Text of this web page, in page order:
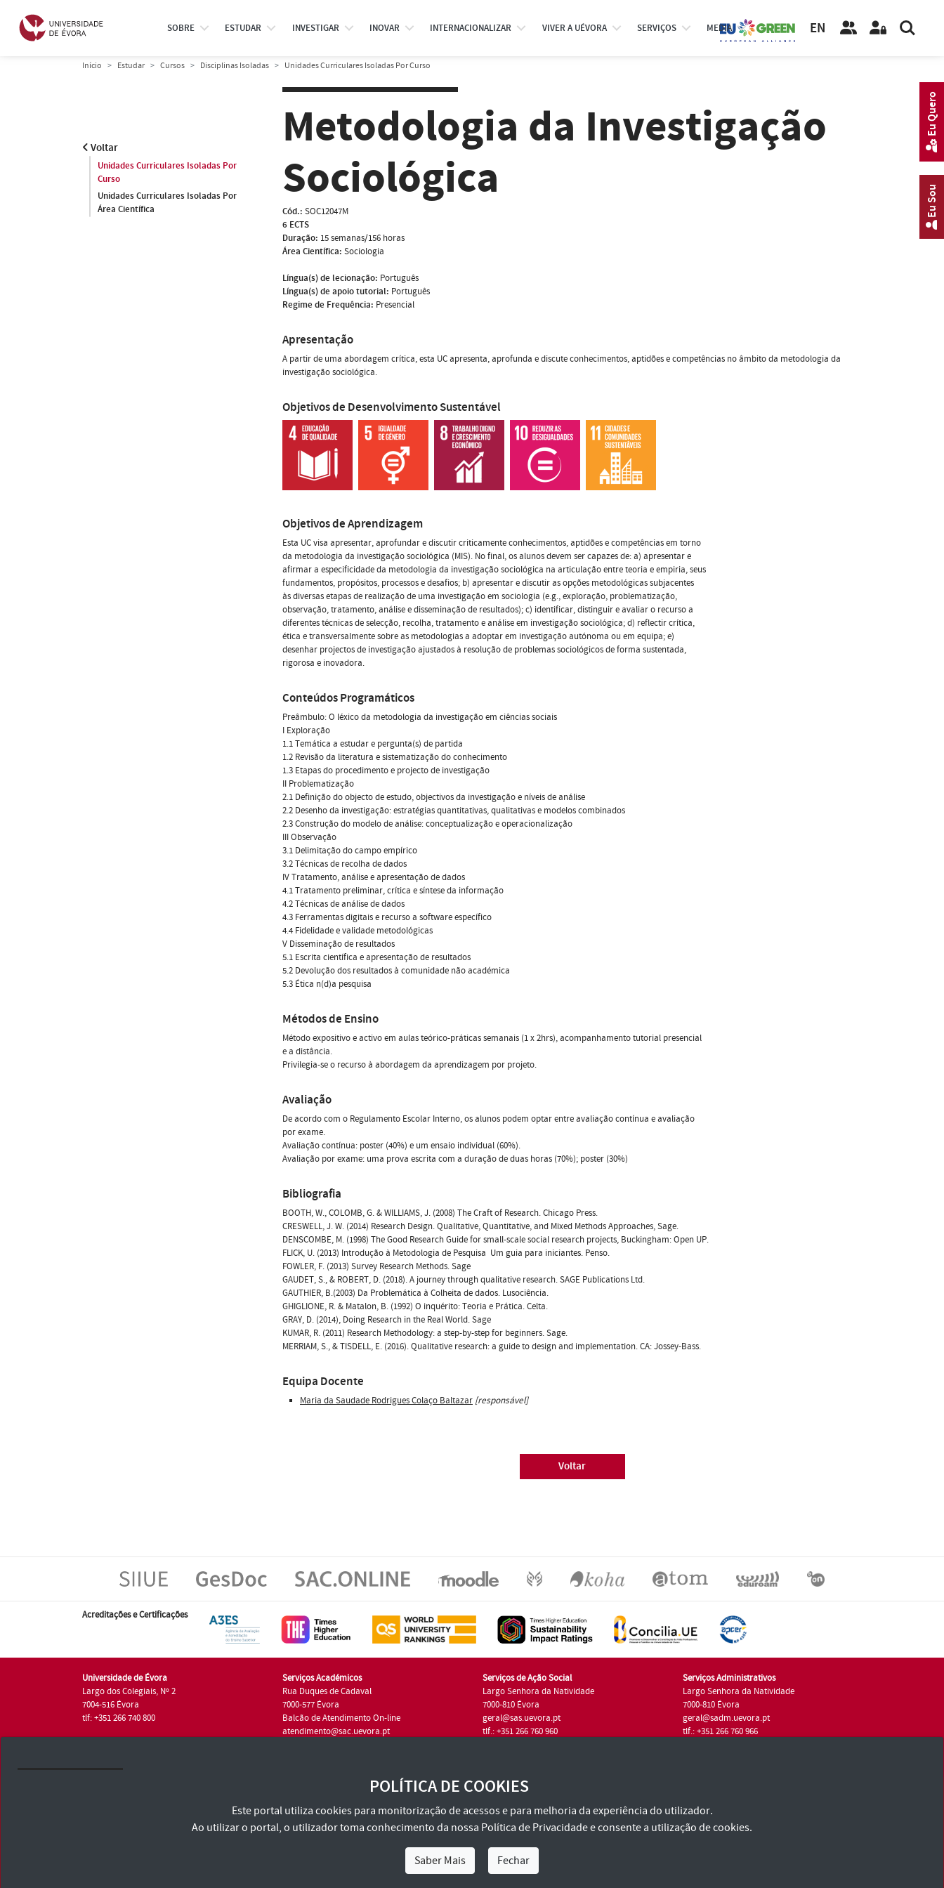
SOBRE ESTUDAR INVESTIGAR INOVAR INTERNACIONALIZAR VIVER A UÉVORA SERVIÇOS MEDIA EN
Início Estudar Cursos Disciplinas Isoladas Unidades Curriculares Isoladas Por Curso
Voltar
Unidades Curriculares Isoladas Por
Curso
Unidades Curriculares Isoladas Por
Área Científica
Metodologia da Investigação
Sociológica
Cód.: SOC12047M
6 ECTS
Duração: 15 semanas/156 horas
Área Científica: Sociologia
Língua(s) de lecionação: Português
Língua(s) de apoio tutorial: Português
Regime de Frequência: Presencial
Apresentação
A partir de uma abordagem crítica, esta UC apresenta, aprofunda e discute conhecimentos, aptidões e competências no âmbito da metodologia da
investigação sociológica.
Objetivos de Desenvolvimento Sustentável
Objetivos de Aprendizagem
Esta UC visa apresentar, aprofundar e discutir criticamente conhecimentos, aptidões e competências em torno
da metodologia da investigação sociológica (MIS). No final, os alunos devem ser capazes de: a) apresentar e
afirmar a especificidade da metodologia da investigação sociológica na articulação entre teoria e empiria, seus
fundamentos, propósitos, processos e desafios; b) apresentar e discutir as opções metodológicas subjacentes
às diversas etapas de realização de uma investigação em sociologia (e.g., exploração, problematização,
observação, tratamento, análise e disseminação de resultados); c) identificar, distinguir e avaliar o recurso a
diferentes técnicas de selecção, recolha, tratamento e análise em investigação sociológica; d) reflectir crítica,
ética e transversalmente sobre as metodologias a adoptar em investigação autónoma ou em equipa; e)
desenhar projectos de investigação ajustados à resolução de problemas sociológicos de forma sustentada,
rigorosa e inovadora.
Conteúdos Programáticos
Preâmbulo: O léxico da metodologia da investigação em ciências sociais
I Exploração
1.1 Temática a estudar e pergunta(s) de partida
1.2 Revisão da literatura e sistematização do conhecimento
1.3 Etapas do procedimento e projecto de investigação
II Problematização
2.1 Definição do objecto de estudo, objectivos da investigação e níveis de análise
2.2 Desenho da investigação: estratégias quantitativas, qualitativas e modelos combinados
2.3 Construção do modelo de análise: conceptualização e operacionalização
III Observação
3.1 Delimitação do campo empírico
3.2 Técnicas de recolha de dados
IV Tratamento, análise e apresentação de dados
4.1 Tratamento preliminar, crítica e síntese da informação
4.2 Técnicas de análise de dados
4.3 Ferramentas digitais e recurso a software específico
4.4 Fidelidade e validade metodológicas
V Disseminação de resultados
5.1 Escrita científica e apresentação de resultados
5.2 Devolução dos resultados à comunidade não académica
5.3 Ética n(d)a pesquisa
Métodos de Ensino
Método expositivo e activo em aulas teórico-práticas semanais (1 x 2hrs), acompanhamento tutorial presencial
e a distância.
Privilegia-se o recurso à abordagem da aprendizagem por projeto.
Avaliação
De acordo com o Regulamento Escolar Interno, os alunos podem optar entre avaliação contínua e avaliação
por exame.
Avaliação contínua: poster (40%) e um ensaio individual (60%).
Avaliação por exame: uma prova escrita com a duração de duas horas (70%); poster (30%)
Bibliografia
BOOTH, W., COLOMB, G. & WILLIAMS, J. (2008) The Craft of Research. Chicago Press.
CRESWELL, J. W. (2014) Research Design. Qualitative, Quantitative, and Mixed Methods Approaches, Sage.
DENSCOMBE, M. (1998) The Good Research Guide for small-scale social research projects, Buckingham: Open UP.
FLICK, U. (2013) Introdução à Metodologia de Pesquisa  Um guia para iniciantes. Penso.
FOWLER, F. (2013) Survey Research Methods. Sage
GAUDET, S., & ROBERT, D. (2018). A journey through qualitative research. SAGE Publications Ltd.
GAUTHIER, B.(2003) Da Problemática à Colheita de dados. Lusociência.
GHIGLIONE, R. & Matalon, B. (1992) O inquérito: Teoria e Prática. Celta.
GRAY, D. (2014), Doing Research in the Real World. Sage
KUMAR, R. (2011) Research Methodology: a step-by-step for beginners. Sage.
MERRIAM, S., & TISDELL, E. (2016). Qualitative research: a guide to design and implementation. CA: Jossey-Bass.
Equipa Docente
Maria da Saudade Rodrigues Colaço Baltazar [responsável]
Voltar
Acreditações e Certificações
Universidade de Évora
Largo dos Colegiais, Nº 2
7004-516 Évora
tlf: +351 266 740 800
Serviços Académicos
Rua Duques de Cadaval
7000-577 Évora
Balcão de Atendimento On-line
atendimento@sac.uevora.pt
Serviços de Ação Social
Largo Senhora da Natividade
7000-810 Évora
geral@sas.uevora.pt
tlf.: +351 266 760 960
Serviços Administrativos
Largo Senhora da Natividade
7000-810 Évora
geral@sadm.uevora.pt
tlf.: +351 266 760 966
Consulte os Termos e Condições e Política de Privacidade
Eu Sou
Eu Quero
POLÍTICA DE COOKIES
Este portal utiliza cookies para monitorização de acessos e para melhoria da experiência do utilizador.
Ao utilizar o portal, o utilizador toma conhecimento da nossa Política de Privacidadee consente a utilização de cookies.
Saber Mais Fechar